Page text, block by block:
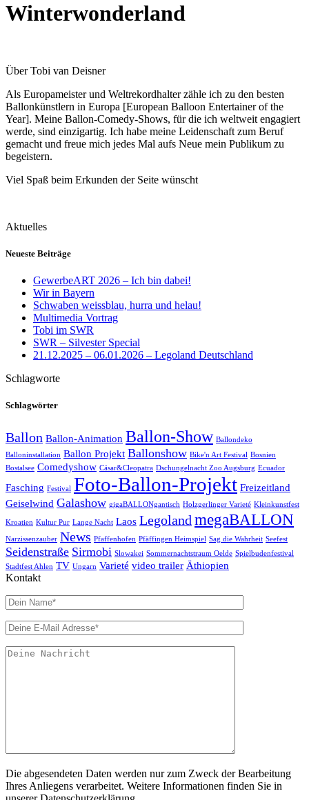
Winterwonderland
Über Tobi van Deisner
Als Europameister und Weltrekordhalter zähle ich zu den besten
Ballonkünstlern in Europa [European Balloon Entertainer of the
Year]. Meine Ballon-Comedy-Shows, für die ich weltweit engagiert
werde, sind einzigartig. Ich habe meine Leidenschaft zum Beruf
gemacht und freue mich jedes Mal aufs Neue mein Publikum zu
begeistern.
Viel Spaß beim Erkunden der Seite wünscht
Aktuelles
Neueste Beiträge
GewerbeART 2026 – Ich bin dabei!
Wir in Bayern
Schwaben weissblau, hurra und helau!
Multimedia Vortrag
Tobi im SWR
SWR – Silvester Special
21.12.2025 – 06.01.2026 – Legoland Deutschland
Schlagworte
Schlagwörter
Ballon Ballon-Animation Ballon-Show Ballondeko
Balloninstallation Ballon Projekt Ballonshow Bike'n Art Festival Bosnien
Bostalsee Comedyshow Cäsar&Cleopatra Dschungelnacht Zoo Augsburg Ecuador
Fasching Festival Foto-Ballon-Projekt Freizeitland
Geiselwind Galashow gigaBALLONgantisch Holzgerlinger Varieté Kleinkunstfest
Kroatien Kultur Pur Lange Nacht Laos Legoland megaBALLON
Narzissenzauber News Pfaffenhofen Pfäffingen Heimspiel Sag die Wahrheit Seefest
Seidenstraße Sirmobi Slowakei Sommernachtstraum Oelde Spielbudenfestival
Stadtfest Ahlen TV Ungarn Varieté video trailer Äthiopien
Kontakt
Die abgesendeten Daten werden nur zum Zweck der Bearbeitung
Ihres Anliegens verarbeitet. Weitere Informationen finden Sie in